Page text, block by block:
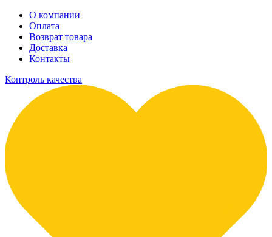
О компании
Оплата
Возврат товара
Доставка
Контакты
Контроль качества